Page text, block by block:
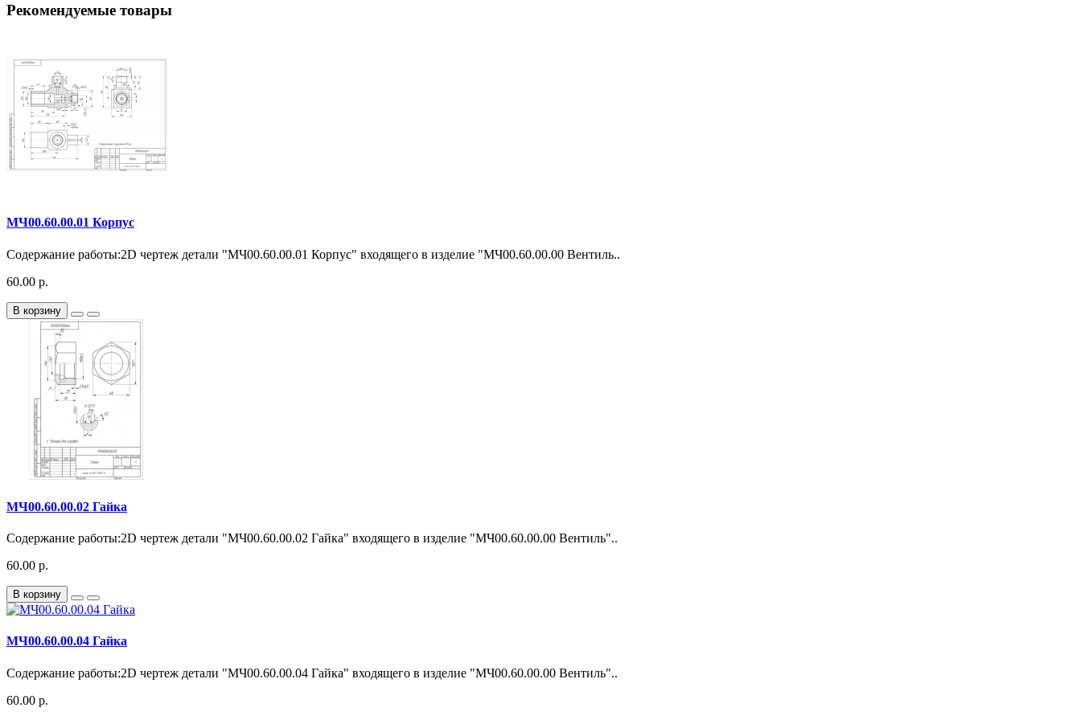
Рекомендуемые товары
МЧ00.60.00.01 Корпус
Содержание работы:2D чертеж детали "МЧ00.60.00.01 Корпус" входящего в изделие "МЧ00.60.00.00 Вентиль..
60.00 р.
В корзину
МЧ00.60.00.02 Гайка
Содержание работы:2D чертеж детали "МЧ00.60.00.02 Гайка" входящего в изделие "МЧ00.60.00.00 Вентиль"..
60.00 р.
В корзину
МЧ00.60.00.04 Гайка
Содержание работы:2D чертеж детали "МЧ00.60.00.04 Гайка" входящего в изделие "МЧ00.60.00.00 Вентиль"..
60.00 р.